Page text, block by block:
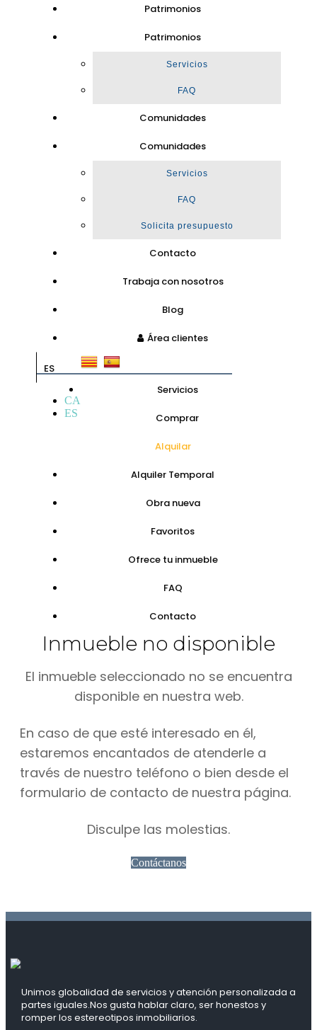
Patrimonios
Patrimonios
Servicios
FAQ
Comunidades
Comunidades
Servicios
FAQ
Solicita presupuesto
Contacto
Trabaja con nosotros
Blog
Área clientes
ES
CA
ES
Servicios
Comprar
Alquilar
Alquiler Temporal
Obra nueva
Favoritos
Ofrece tu inmueble
FAQ
Contacto
Inmueble no disponible
El inmueble seleccionado no se encuentra
disponible en nuestra web.
En caso de que esté interesado en él,
estaremos encantados de atenderle a
través de nuestro teléfono o bien desde el
formulario de contacto de nuestra página.
Disculpe las molestias.
Contáctanos
Unimos globalidad de servicios y atención personalizada a
partes iguales.Nos gusta hablar claro, ser honestos y
romper los estereotipos inmobiliarios.